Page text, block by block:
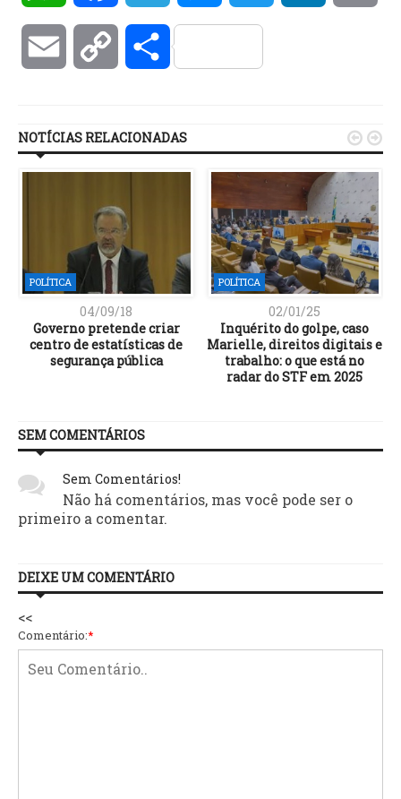
Email Copy Compartilhar
NOTÍCIAS RELACIONADAS
POLÍTICA
04/09/18
Governo pretende criar
centro de estatísticas de
segurança pública
POLÍTICA
02/01/25
Inquérito do golpe, caso
Marielle, direitos digitais e
trabalho: o que está no
radar do STF em 2025
 
SEM COMENTÁRIOS
Sem Comentários!
Não há comentários, mas você pode ser o
primeiro a comentar.
DEIXE UM COMENTÁRIO
<<
Comentário:*